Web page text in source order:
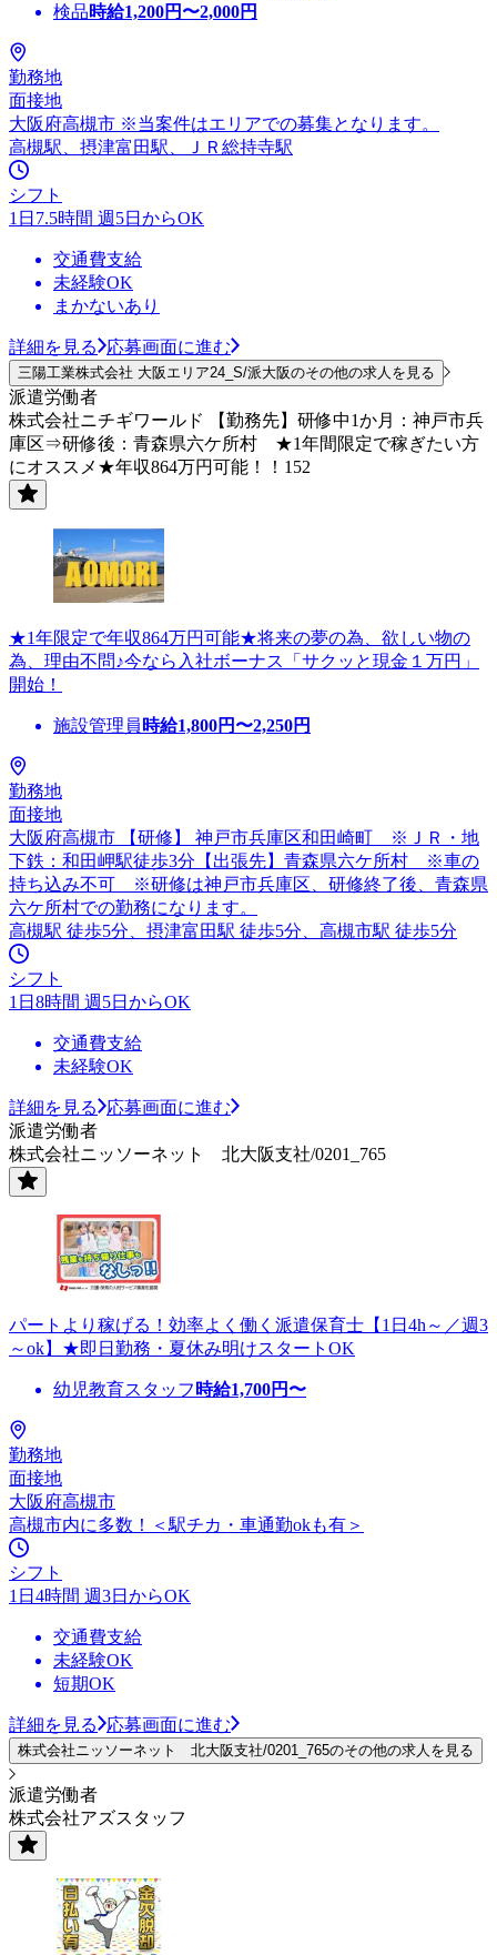
検品時給1,200円〜2,000円
勤務地
面接地
大阪府高槻市 ※当案件はエリアでの募集となります。
高槻駅、摂津富田駅、ＪＲ総持寺駅
シフト
1日7.5時間 週5日からOK
交通費支給
未経験OK
まかないあり
詳細を見る 応募画面に進む
三陽工業株式会社 大阪エリア24_S/派大阪のその他の求人を見る
派遣労働者
株式会社ニチギワールド 【勤務先】研修中1か月：神戸市兵
庫区⇒研修後：青森県六ケ所村 ★1年間限定で稼ぎたい方
にオススメ★年収864万円可能！！152
★1年限定で年収864万円可能★将来の夢の為、欲しい物の
為、理由不問♪今なら入社ボーナス「サクッと現金１万円」
開始！
施設管理員 時給1,800円〜2,250円
勤務地
面接地
大阪府高槻市 【研修】 神戸市兵庫区和田崎町 ※ＪＲ・地
下鉄：和田岬駅徒歩3分【出張先】青森県六ケ所村 ※車の
持ち込み不可 ※研修は神戸市兵庫区、研修終了後、青森県
六ケ所村での勤務になります。
高槻駅 徒歩5分、摂津富田駅 徒歩5分、高槻市駅 徒歩5分
シフト
1日8時間 週5日からOK
交通費支給
未経験OK
詳細を見る
応募画面に進む
派遣労働者
株式会社ニッソーネット 北大阪支社/0201_765
パートより稼げる！効率よく働く派遣保育士【1日4h～／週3
～ok】★即日勤務・夏休み明けスタートOK
幼児教育スタッフ 時給1,700円〜
勤務地
面接地
大阪府高槻市
高槻市内に多数！＜駅チカ・車通勤okも有＞
シフト
1日4時間 週3日からOK
交通費支給
未経験OK
短期OK
詳細を見る 応募画面に進む
株式会社ニッソーネット 北大阪支社/0201_765のその他の求人を見る
派遣労働者
株式会社アズスタッフ